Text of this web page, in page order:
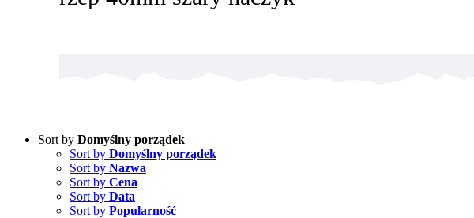
Sort by Domyślny porządek
Sort by Domyślny porządek
Sort by Nazwa
Sort by Cena
Sort by Data
Sort by Popularność